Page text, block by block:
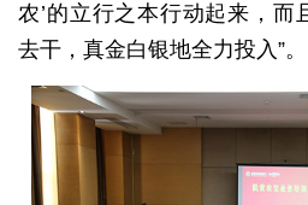
农’的立行之本行动起来，而
去干，真金白银地全力投入”。